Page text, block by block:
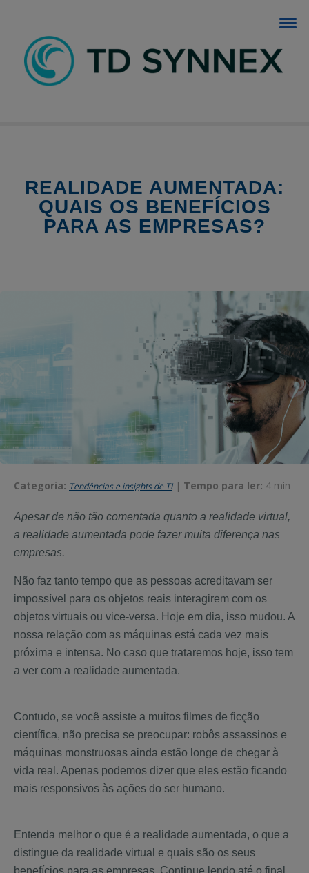
BLOG TD SYNNEX
REALIDADE AUMENTADA:
QUAIS OS BENEFÍCIOS
PARA AS EMPRESAS?
Categoria: Tendências e insights de TI | Tempo para ler: 4 min
Apesar de não tão comentada quanto a realidade virtual,
a realidade aumentada pode fazer muita diferença nas
empresas.
Não faz tanto tempo que as pessoas acreditavam ser
impossível para os objetos reais interagirem com os
objetos virtuais ou vice-versa. Hoje em dia, isso mudou. A
nossa relação com as máquinas está cada vez mais
próxima e intensa. No caso que trataremos hoje, isso tem
a ver com a realidade aumentada.
Contudo, se você assiste a muitos filmes de ficção
científica, não precisa se preocupar: robôs assassinos e
máquinas monstruosas ainda estão longe de chegar à
vida real. Apenas podemos dizer que eles estão ficando
mais responsivos às ações do ser humano.
Entenda melhor o que é a realidade aumentada, o que a
distingue da realidade virtual e quais são os seus
benefícios para as empresas. Continue lendo até o final